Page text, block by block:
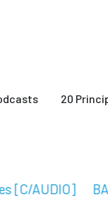
20
AUDIO]